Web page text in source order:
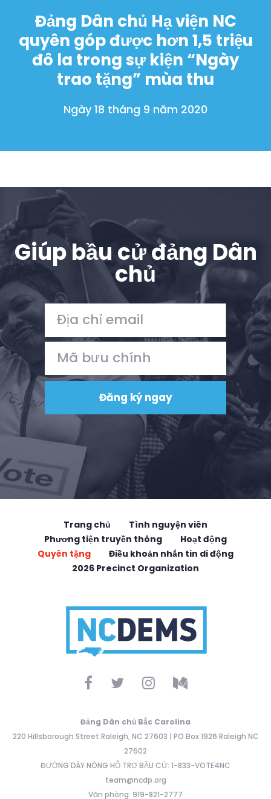
Đảng Dân chủ Hạ viện NC
quyên góp được hơn 1,5 triệu
đô la trong sự kiện “Ngày
trao tặng” mùa thu
Ngày 18 tháng 9 năm 2020
Giúp bầu cử đảng Dân
chủ
Trang chủ
Tình nguyện viên
Phương tiện truyền thông
Hoạt động
Quyên tặng
Điều khoản nhắn tin di động
2026 Precinct Organization
Đảng Dân chủ Bắc Carolina
220 Hillsborough Street Raleigh, NC 27603 | PO Box 1926 Raleigh NC
27602
ĐƯỜNG DÂY NÓNG HỖ TRỢ BẦU CỬ: 1-833-VOTE4NC
team@ncdp.org
Văn phòng: 919-821-2777